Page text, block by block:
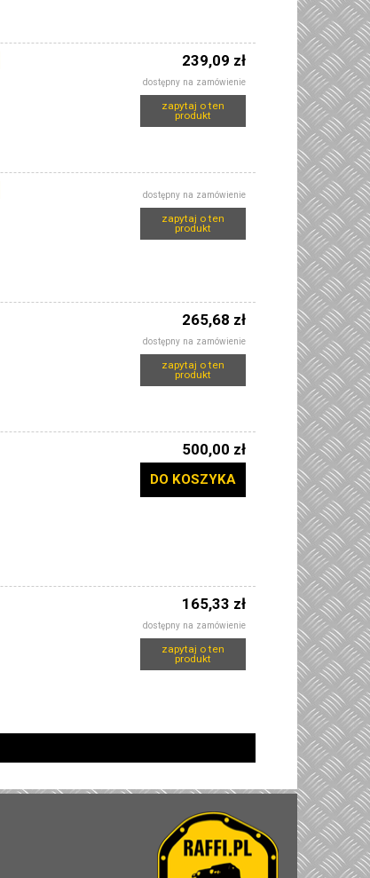
239,09 zł
dostępny na zamówienie
zapytaj o ten
produkt
dostępny na zamówienie
zapytaj o ten
produkt
265,68 zł
dostępny na zamówienie
zapytaj o ten
produkt
500,00 zł
DO KOSZYKA
165,33 zł
dostępny na zamówienie
zapytaj o ten
produkt